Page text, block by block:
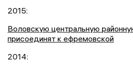
2015:
Воловскую центральную
присоединят к ефремовской
2014: